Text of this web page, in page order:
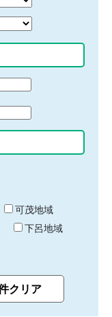
可茂地域
下呂地域